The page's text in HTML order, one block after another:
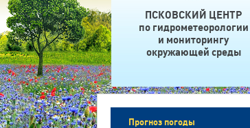
ПСКОВСКИЙ ЦЕНТР
по гидрометеорологии
и мониторингу
окружающей среды
Прогноз погоды